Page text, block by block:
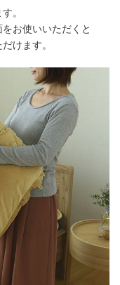
。
お使いいただくと
けます。